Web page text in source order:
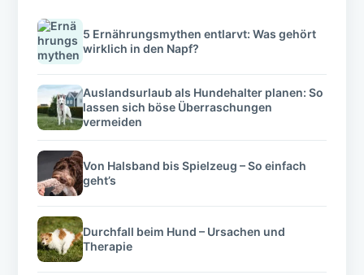
5 Ernährungsmythen entlarvt: Was gehört
wirklich in den Napf?
Auslandsurlaub als Hundehalter planen: So
lassen sich böse Überraschungen
vermeiden
Von Halsband bis Spielzeug – So einfach
geht’s
Durchfall beim Hund – Ursachen und
Therapie